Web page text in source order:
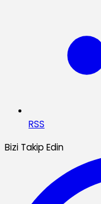
RSS
Bizi Takip Edin